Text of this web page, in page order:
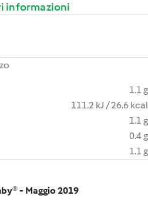
informazioni
1.1 g
111.2 kJ / 26.6 kcal
1.1 g
0.4 g
1.1 g
- Maggio 2019